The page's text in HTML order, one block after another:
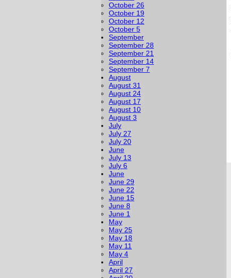
October 26
October 19
October 12
October 5
September
September 28
September 21
September 14
September 7
August
August 31
August 24
August 17
August 10
August 3
July
July 27
July 20
June
July 13
July 6
June
June 29
June 22
June 15
June 8
June 1
May
May 25
May 18
May 11
May 4
April
April 27